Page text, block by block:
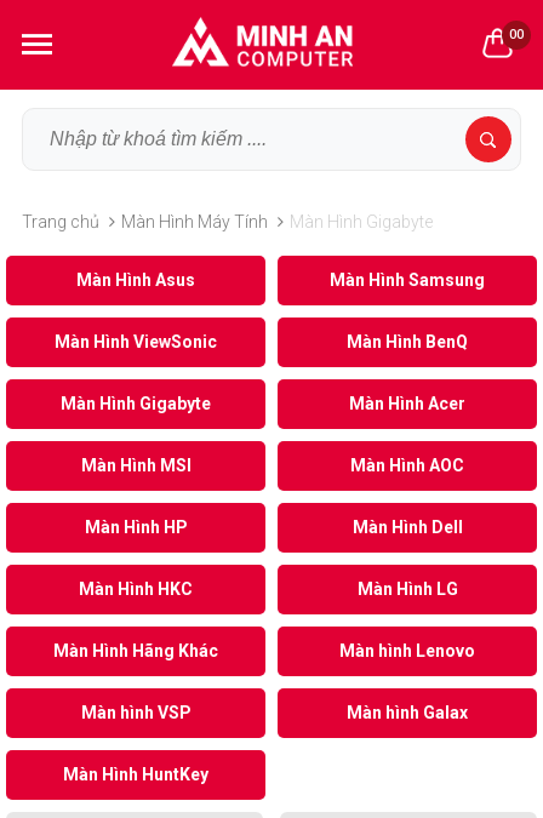
00
Trang chủ Màn Hình Máy Tính Màn Hình Gigabyte
Màn Hình Asus Màn Hình Samsung
Màn Hình ViewSonic Màn Hình BenQ
Màn Hình Gigabyte Màn Hình Acer
Màn Hình MSI Màn Hình AOC
Màn Hình HP Màn Hình Dell
Màn Hình HKC Màn Hình LG
Màn Hình Hãng Khác Màn hình Lenovo
Màn hình VSP Màn hình Galax
Màn Hình HuntKey